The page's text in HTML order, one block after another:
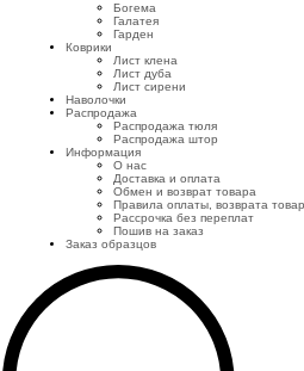
Богема
Галатея
Гарден
Коврики
Лист клена
Лист дуба
Лист сирени
Наволочки
Распродажа
Распродажа тюля
Распродажа штор
Информация
О нас
Доставка и оплата
Обмен и возврат товара
Правила оплаты, возврата
Рассрочка без переплат
Пошив на заказ
Заказ образцов